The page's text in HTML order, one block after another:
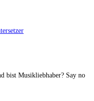
bist Musikliebhaber? Say no